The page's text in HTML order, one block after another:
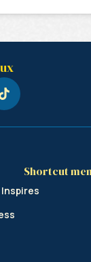
Shortcut